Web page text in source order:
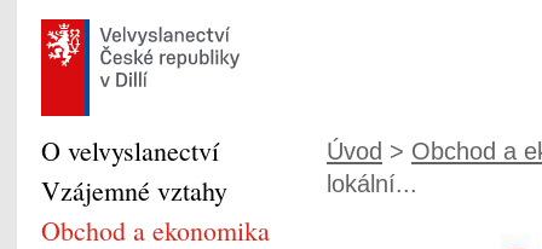
Úvod > Obchod a
lokální...
O velvyslanectví
Vzájemné vztahy
Obchod a ekonomika